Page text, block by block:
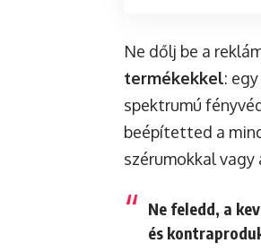
Ne dőlj be a
termékekkel:
spektrumú
beépítetted a
szérumokkal vagy
Ne feledd, a
és